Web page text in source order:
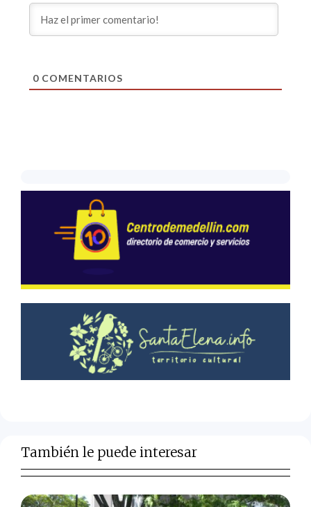
0COMENTARIOS
También le puede interesar